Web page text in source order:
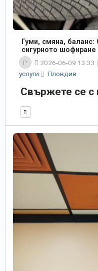
Гуми, смяна, баланс:
сигурното шофиране
P
2026-06-09 13:33
услуги
Пловдив
Свържете се с